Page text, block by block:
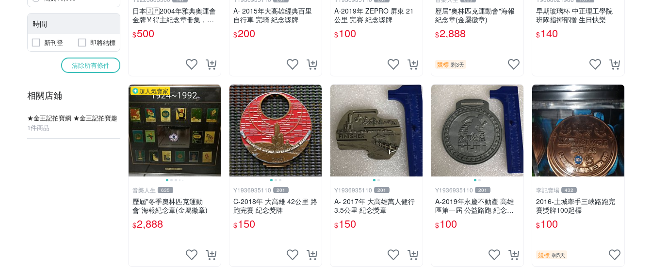
時間
新刊登 即將結標
清除所有條件
相關店鋪
★金王記拍寶網 ★金王記拍寶趣
1件商品
日本🇯🇵2004年雅典奧運會
金牌🏅得主紀念章冊集，紀
念章共15枚
$500
A- 2015年大高雄經典百里
自行車 完騎 紀念獎牌
$200
A-2019年 ZEPRO 屏東 21
公里 完賽 紀念獎牌
$100
歷屆"奧林匹克運動會"海報
紀念章(金屬徽章)
$2,888
競標 剩3天
早期玻璃杯 中正理工學院
班隊指揮部贈 生日快樂
$140
超人氣賣家
音樂人生 635
歷屆"冬季奧林匹克運動
會"海報紀念章(金屬徽章)
$2,888
Y1936935110 201
C-2018年 大高雄 42公里 路
跑完賽 紀念獎牌
$150
Y1936935110 201
A- 2017年 大高雄萬人健行
3.5公里 紀念獎章
$150
Y1936935110 201
A-2019年永慶不動產 高雄
區第一屆 公益路跑 紀念獎
$100
李記賣場 432
2016-土城牽手三峽路跑完
賽獎牌100起標
$100
競標 剩5天